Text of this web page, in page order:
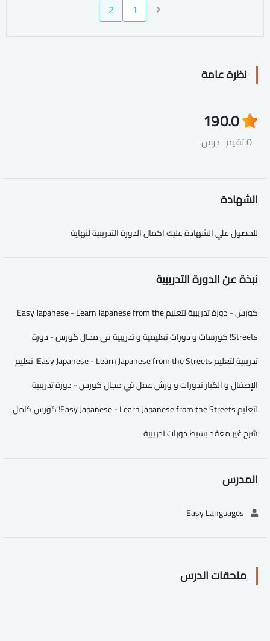
1
2
نظرة عامة
0.0
0 تقيم
19
درس
الشهادة
للحصول علي الشهادة عليك اكمال الدورة التدريبية لنهاية
نبذة عن الدورة التدريبية
كورس - دورة تدريبية لتعليم Easy Japanese - Learn Japanese from the
Streets! كورسات و دورات تعليمية و تدريبية في مجال كورس - دورة
تدريبية لتعليم Easy Japanese - Learn Japanese from the Streets! تعليم
الإطفال و الكبار ندورات و ورش عمل في مجال كورس - دورة تدريبية
لتعليم Easy Japanese - Learn Japanese from the Streets! كورس كامل
شرح غير معقد بسيط دورات تدريبية
المدرس
ملحقات الدرس